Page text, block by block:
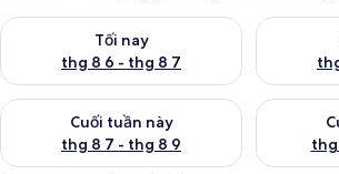
Tối nay
thg 8 6 - thg 8 7
Kiểm tra lượng phòng tối nay từ thg 8 6 -
Kiểm tra
Cuối tuần này
thg 8 7 - thg 8 9
Kiểm tra lượng phòng cuối tuần này từ thg
thg
Kiểm tra